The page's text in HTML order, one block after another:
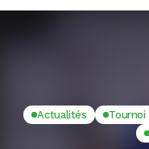
Actualités Tournoi